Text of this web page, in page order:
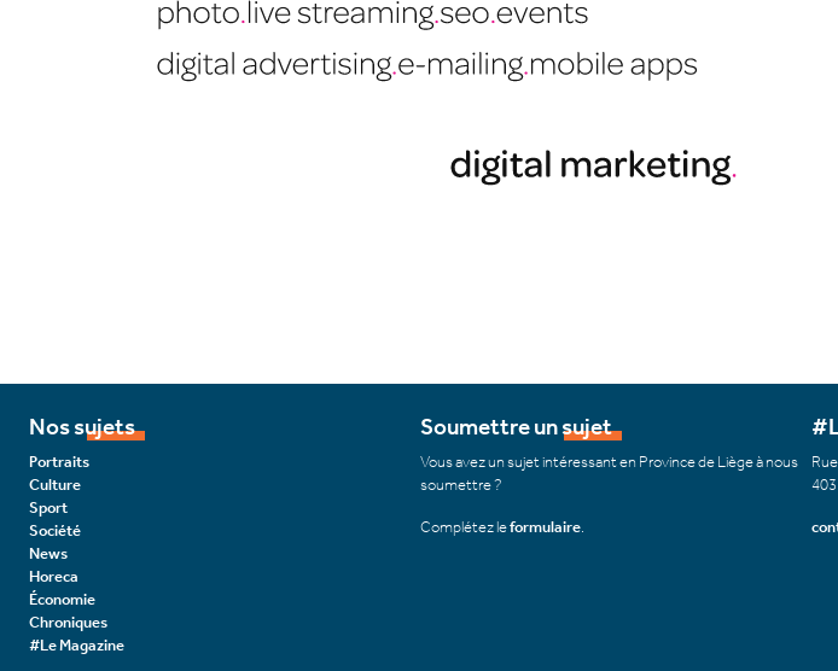
Nos sujets
Portraits
Culture
Sport
Société
News
Horeca
Économie
Chroniques
#Le Magazine
Soumettre un sujet
Vous avez un sujet intéressant en Province de Liège à nous
soumettre ?
Complétez leformulaire